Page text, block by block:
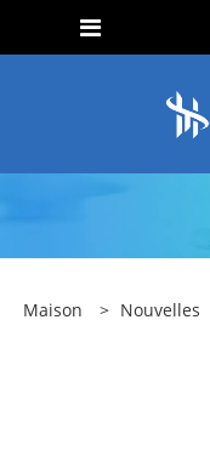
Maison > Nouvelles